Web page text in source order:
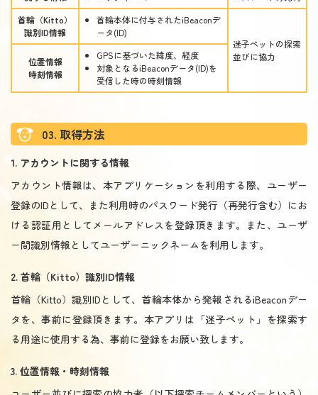
首輪（Kitto）
識別ID情報
首輪本体に付与されたiBeaconデ
ータ(ID)
迷子ペットの探索
並びに協力
位置情報
時刻情報
GPSに基づいた緯度、経度
対象となるiBeaconデータ(ID)を
受信した時の時刻情報
03. 取得方法
1. アカウントに関する情報
アカウント情報は、本アプリケーションを利用する際、ユーザー
登録のIDとして、また利用時のパスワード発行（再発行含む）にお
ける認証用としてメールアドレスを登録頂きます。また、ユーザ
ー間識別情報としてユーザーニックネームを利用します。
2. 首輪（Kitto）識別ID情報
首輪（Kitto）識別IDとして、首輪本体から発報されるiBeaconデー
タを、事前に登録頂きます。本アプリは「迷子ペット」を探索す
る用途に使用する為、事前に登録をお願い致します。
3. 位置情報・時刻情報